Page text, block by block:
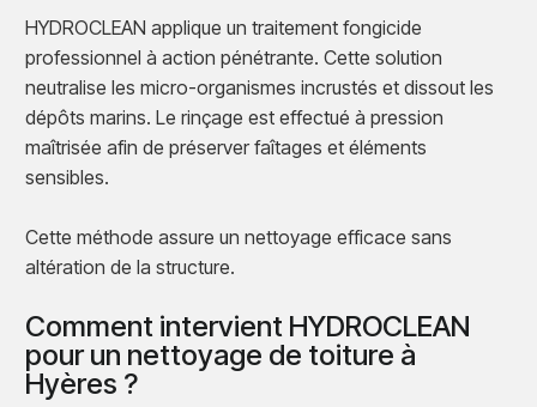
HYDROCLEAN applique un traitement fongicide
professionnel à action pénétrante. Cette solution
neutralise les micro-organismes incrustés et dissout les
dépôts marins. Le rinçage est effectué à pression
maîtrisée afin de préserver faîtages et éléments
sensibles.
Cette méthode assure un nettoyage efficace sans
altération de la structure.
Comment intervient HYDROCLEAN
pour un nettoyage de toiture à
Hyères ?